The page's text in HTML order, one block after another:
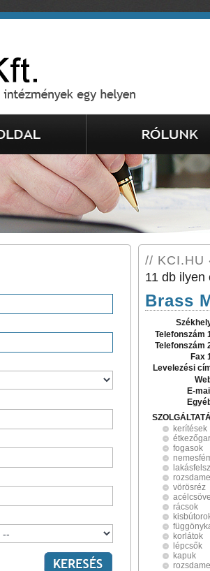
// KCI.HU
11 db ilyen
Brass
Telefonszám
Telefonszám
Fax
Levelezési
E-
kerítések
fogasok
vörösréz
rácsok
korlátok
lépcsők
kapuk